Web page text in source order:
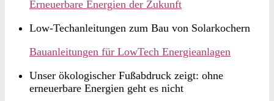
Erneuerbare Energien der Zukunft
Low-Techanleitungen zum Bau von Solarkochern
Bauanleitungen für LowTech Energieanlagen
Unser ökologischer Fußabdruck zeigt: ohne
erneuerbare Energien geht es nicht